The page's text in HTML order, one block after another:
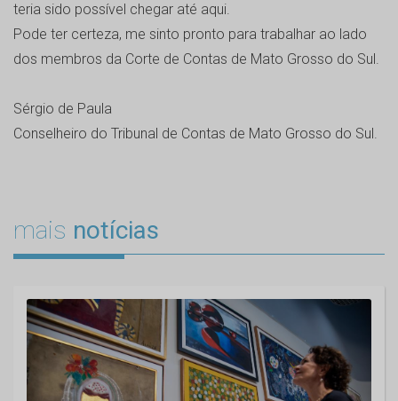
teria sido possível chegar até aqui.
Pode ter certeza, me sinto pronto para trabalhar ao lado
dos membros da Corte de Contas de Mato Grosso do Sul.
Sérgio de Paula
Conselheiro do Tribunal de Contas de Mato Grosso do Sul.
mais notícias